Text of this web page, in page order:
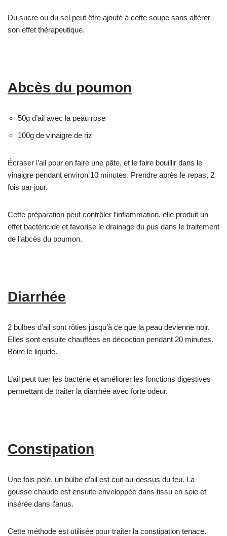
Du sucre ou du sel peut être ajouté à cette soupe sans altérer
son effet thérapeutique.
Abcès du poumon
50g d’ail avec la peau rose
100g de vinaigre de riz
Écraser l’ail pour en faire une pâte, et le faire bouillir dans le
vinaigre pendant environ 10 minutes. Prendre après le repas, 2
fois par jour.
Cette préparation peut contrôler l’inflammation, elle produit un
effet bactéricide et favorise le drainage du pus dans le traitement
de l’abcès du poumon.
Diarrhée
2 bulbes d’ail sont rôties jusqu’à ce que la peau devienne noir.
Elles sont ensuite chauffées en décoction pendant 20 minutes.
Boire le liquide.
L’ail peut tuer les bactérie et améliorer les fonctions digestives
permettant de traiter la diarrhée avec forte odeur.
Constipation
Une fois pelé, un bulbe d’ail est cuit au-dessus du feu. La
gousse chaude est ensuite enveloppée dans tissu en soie et
insérée dans l’anus.
Cette méthode est utilisée pour traiter la constipation tenace.